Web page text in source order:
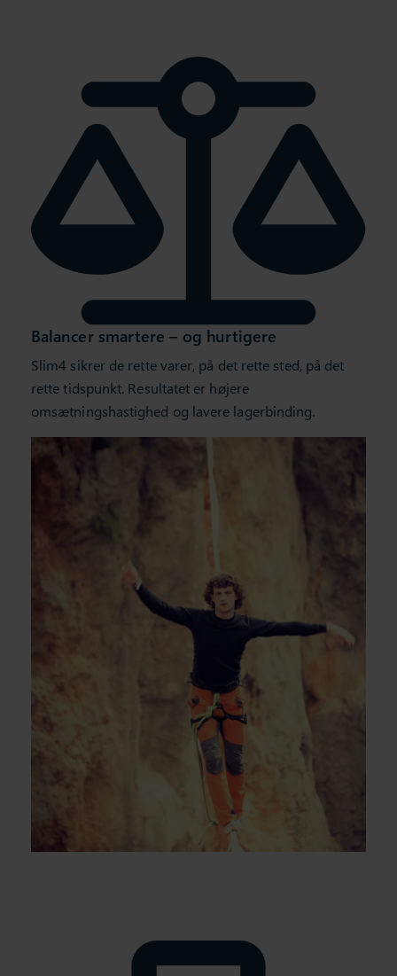
Balancer smartere – og hurtigere
Slim4 sikrer de rette varer, på det rette sted, på det
rette tidspunkt. Resultatet er højere
omsætningshastighed og lavere lagerbinding.